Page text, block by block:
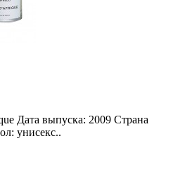
Дата выпуска: 2009 Страна
унисекс..